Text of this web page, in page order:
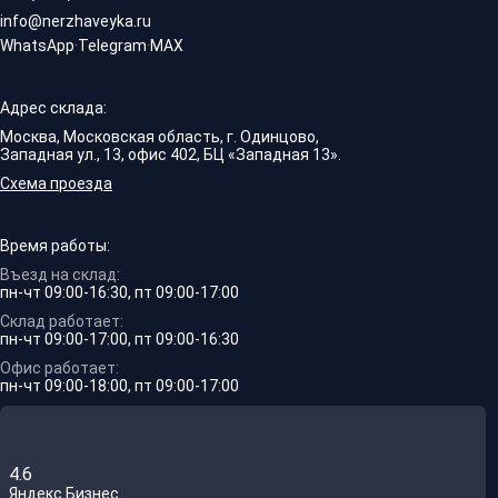
info@nerzhaveyka.ru
WhatsApp·Telegram·MAX
Адрес склада:
Москва, Московская область, г. Одинцово,
Западная ул., 13, офис 402, БЦ «Западная 13».
Схема проезда
Время работы:
Въезд на склад:
пн-чт 09:00-16:30, пт 09:00-17:00
Склад работает:
пн-чт 09:00-17:00, пт 09:00-16:30
Офис работает:
пн-чт 09:00-18:00, пт 09:00-17:00
4.6
Яндекс.Бизнес